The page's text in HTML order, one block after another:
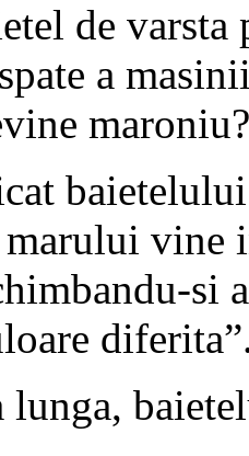
de varsta
a
vine
si
lunga,